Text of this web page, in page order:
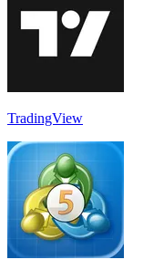
TradingView